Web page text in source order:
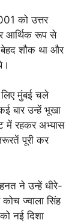
को उत्तर
आर्थिक रूप से
शौक था और
मुंबई चले
बार उन्हें भूखा
में रहकर अभ्यास
पूरी कर
ने उन्हें धीरे-
ज्वाला सिंह
नई दिशा